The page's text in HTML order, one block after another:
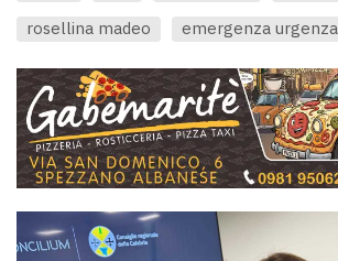
rosellina madeo
emergenza urgenza